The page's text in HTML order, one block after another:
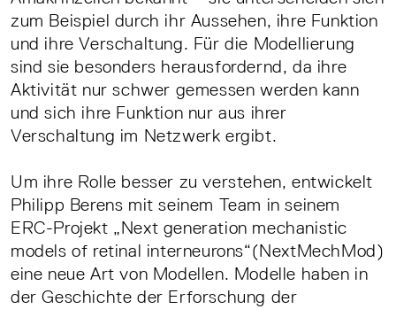
zum Beispiel durch ihr Aussehen, ihre Funktion
und ihre Verschaltung. Für die Modellierung
sind sie besonders herausfordernd, da ihre
Aktivität nur schwer gemessen werden kann
und sich ihre Funktion nur aus ihrer
Verschaltung im Netzwerk ergibt.
Um ihre Rolle besser zu verstehen, entwickelt
Philipp Berens mit seinem Team in seinem
ERC-Projekt „Next generation mechanistic
models of retinal interneurons“(NextMechMod)
eine neue Art von Modellen. Modelle haben in
der Geschichte der Erforschung der